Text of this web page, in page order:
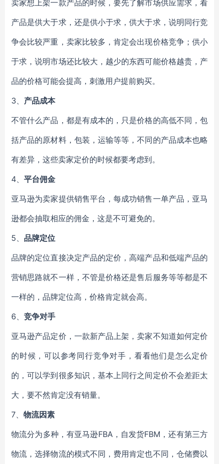
卖家想上架一款产品的时候，要先了解市场供应需求，看
产品是供大于求，还是供小于求，供大于求，说明同行竞
争会比较严重，卖家比较多，肯定会出现价格竞争；供小
于求，说明市场还比较大，越少的东西可能价格越贵，产
品的价格可能会提高，刺激用户提前购买。
3、 产品成本
不管什么产品，都是有成本的，只是价格的高低不同，包
括产品的原材料，包装，运输等等，不同的产品成本也略
有差异，这些卖家定价的时候都要考虑到。
4、 平台佣金
亚马逊为卖家提供销售平台，每成功销售一单产品，亚马
逊都会抽取相应的佣金，这是不可避免的。
5、 品牌定位
品牌的定位直接决定产品的定价，高端产品和低端产品的
营销思路就不一样，不管是价格还是售后服务等等都是不
一样的，品牌定位高，价格肯定就会高。
6、 竞争对手
亚马逊产品定价，一款新产品上架，卖家不知道如何定价
的时候，可以参考同行竞争对手，看看他们是怎么定价
的，可以学到很多知识，基本上同行之间定价不会差距太
大，要不然肯定没有销量。
7、 物流因素
物流分为多种，有亚马逊FBA，自发货FBM，还有第三方
物流，选择物流的模式不同，费用肯定也不同，仓储费以